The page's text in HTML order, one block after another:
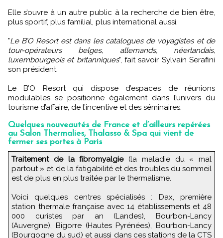
Elle s’ouvre à un autre public à la recherche de bien être,
plus sportif, plus familial, plus international aussi.
"Le B’O Resort est dans les catalogues de voyagistes et de
tour-opérateurs belges, allemands, néerlandais,
luxembourgeois et britanniques", fait savoir Sylvain Serafini
son président.
Le B’O Resort qui dispose d’espaces de réunions
modulables se positionne également dans l’univers du
tourisme d’affaire, de l’incentive et des séminaires.
Quelques nouveautés de France et d’ailleurs repérées
au Salon Thermalies, Thalasso & Spa qui vient de
fermer ses portes à Paris
Traitement de la fibromyalgie(la maladie du « mal
partout » et de la fatigabilité et des troubles du sommeil
est de plus en plus traitée par le thermalisme.
Voici quelques centres spécialisés : Dax, première
station thermale française avec 14 établissements et 48
000 curistes par an (Landes), Bourbon-Lancy
(Auvergne), Bigorre (Hautes Pyrénées), Bourbon-Lancy
(Bourgogne du sud) et aussi dans ces stations de la CTS